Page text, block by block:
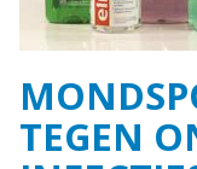
TEGEN